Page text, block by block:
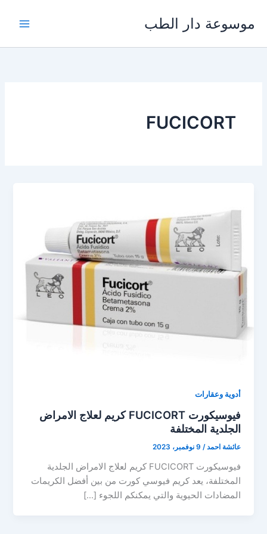
المحتوى
موسوعة دار الطب
FUCICORT
أدوية وعقارات
فيوسيكورت FUCICORT كريم لعلاج الامراض
الجلدية المختلفة
عائشة احمد/ 9 نوفمبر، 2023
فيوسيكورت FUCICORT كريم لعلاج الامراض الجلدية
المختلفة، يعد كريم فيوسي كورت من بين أفضل الكريمات
المضادات الحيوية والتي يمكنكم اللجوء […]